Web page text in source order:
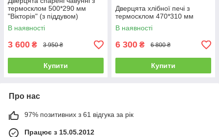
термосклом 500*290 мм
"Вікторія" (з піддувом)
В наявності
3 600 ₴ 3 950 ₴
Купити
Дверцята хлібної печі з
термосклом 470*310 мм
В наявності
6 300 ₴ 6 800 ₴
Купити
Про нас
97% позитивних з 61 відгука за рік
Працює з 15.05.2012